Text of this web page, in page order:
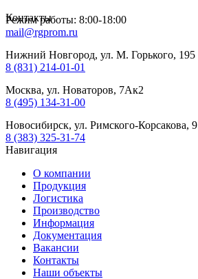
Контакты
Режим работы: 8:00-18:00
mail@rgprom.ru
Нижний Новгород, ул. М. Горького, 195
8 (831) 214-01-01
Москва, ул. Новаторов, 7Ак2
8 (495) 134-31-00
Новосибирск, ул. Римского-Корсакова, 9
8 (383) 325-31-74
Навигация
О компании
Продукция
Логистика
Производство
Информация
Документация
Вакансии
Контакты
Наши объекты